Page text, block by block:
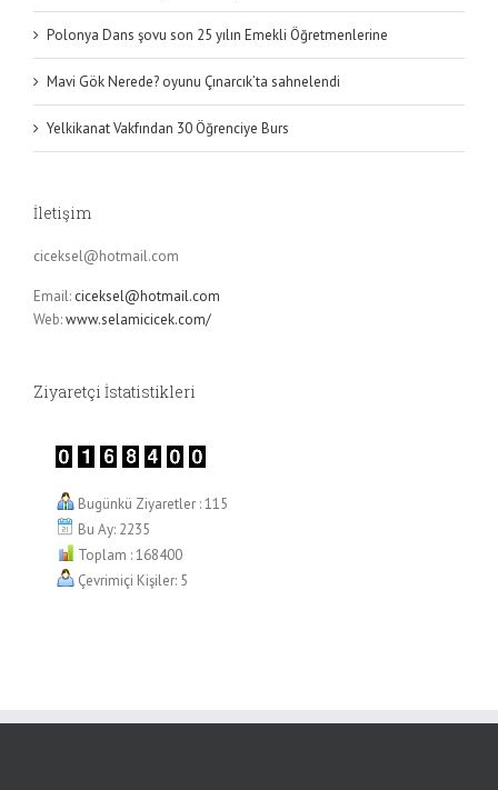
Polonya Dans şovu son 25 yılın Emekli Öğretmenlerine
Mavi Gök Nerede? oyunu Çınarcık’ta sahnelendi
Yelkikanat Vakfından 30 Öğrenciye Burs
İletişim
ciceksel@hotmail.com
Email: ciceksel@hotmail.com
Web:www.selamicicek.com/
Ziyaretçi İstatistikleri
Bugünkü Ziyaretler : 115
Bu Ay: 2235
Toplam : 168400
Çevrimiçi Kişiler: 5